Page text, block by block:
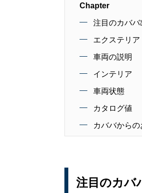
Chapter
注目のカババ
エクステリア
車両の説明
インテリア
車両状態
カタログ値
カババから
注目のカバ